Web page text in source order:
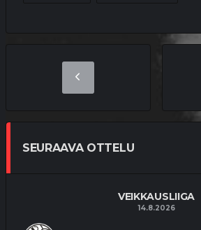
SEURAAVA OTTELU
VEIKKAUSLIIGA
14.8.2026